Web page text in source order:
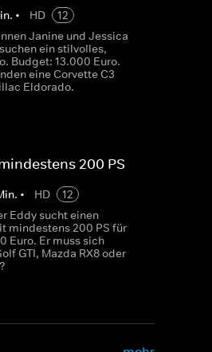
• HD
12
Janine und Jessica
ein stilvolles,
Budget: 13.000 Euro.
eine Corvette C3
Eldorado.
200 PS
• HD
12
Eddy sucht einen
mindestens 200 PS für
Euro. Er muss sich
GTI, Mazda RX8 oder